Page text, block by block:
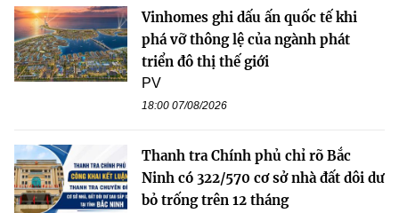
Vinhomes ghi dấu ấn quốc tế khi
phá vỡ thông lệ của ngành phát
triển đô thị thế giới
PV
18:00 07/08/2026
Thanh tra Chính phủ chỉ rõ Bắc
Ninh có 322/570 cơ sở nhà đất dôi dư
bỏ trống trên 12 tháng